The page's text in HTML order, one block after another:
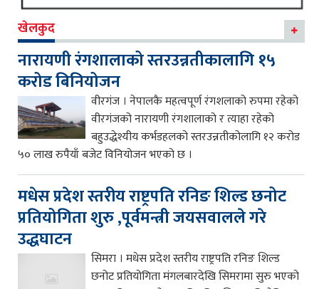
खेलकुद
नारायणी रंगशालाको स्तरउन्नतीकालागि १५
करोड बिनियोजन
वीरगंज । नेपालकै महत्वपूर्ण रंगशलाको रुपमा रहेको
वीरगंजको नारायणी रंगशालाको र त्याहा रहेको
बहुउद्धेश्यीय कर्भडहलको स्तरउन्नतीकोलागि १२ करोड
५० लाख रुपैयाँ बजेट विनियोजन भएको छ ।
मधेस प्रदेश स्तरीय राष्ट्रपति रनिङ शिल्ड छनोट
प्रतियोगिता शुरु ,पूर्वमन्त्री जयसवालले गरे
उद्धघाटन
सिमरा । मधेस प्रदेश स्तरीय राष्ट्रपति रनिङ शिल्ड
छनोट प्रतियोगिता मंगलबारदेखि सिमरामा सुरु भएको